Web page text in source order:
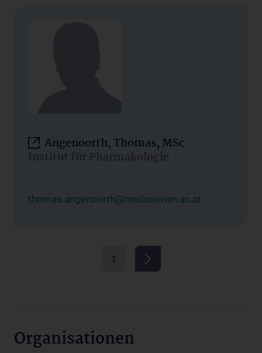
Angenoorth, Thomas, MSc
Institut für Pharmakologie
thomas.angenoorth@meduniwien.ac.at
1
Organisationen